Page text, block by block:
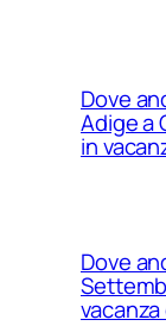
Dove
Adige a
in
Dove